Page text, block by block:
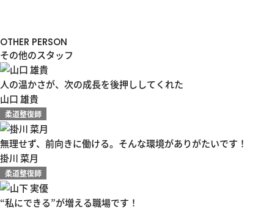
OTHER PERSON
その他のスタッフ
人の温かさが、次の成長を後押ししてくれた
山口 雄貴
柔道整復師
無理せず、前向きに働ける。そんな環境がありがたいです！
掛川 菜月
柔道整復師
“私にできる”が増える職場です！